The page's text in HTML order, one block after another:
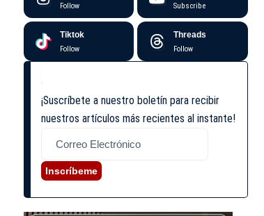
Follow Subscribe
Tiktok
Follow
Threads
Follow
¡Suscríbete a nuestro boletín para recibir
nuestros artículos más recientes al instante!
Inscríbeme